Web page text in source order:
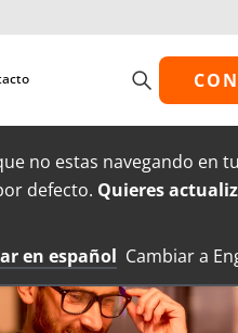
no estas navegando en
defecto. Quieres
en español Cambiar a
a
línea.